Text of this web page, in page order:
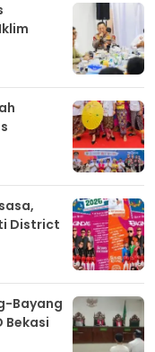
District
Bayang
Bekasi